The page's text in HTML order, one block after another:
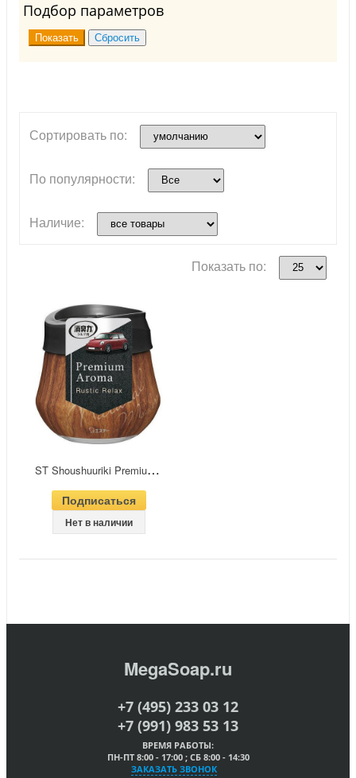
Подбор параметров
Сортировать по:
По популярности:
Наличие:
Показать по:
S
T Shoushuuriki Premium Aroma Auto Гелевый освежителя воздуха для салона автомобиля Целительный ретрит 90 гр
Подписаться
Нет в наличии
MegaSoap.ru
+7 (495) 233 03 12
+7 (991) 983 53 13
ВРЕМЯ РАБОТЫ:
ПН-ПТ 8:00 - 17:00 ; СБ 8:00 - 14:30
ЗАКАЗАТЬ ЗВОНОК